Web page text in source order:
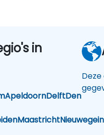
in
ApeldoornDelftDen
MaastrichtNieuwegein